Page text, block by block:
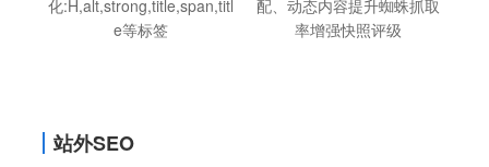
化:H,alt,strong,title,span,titl
e等标签
配、动态内容提升蜘蛛抓取
率增强快照评级
站外SEO